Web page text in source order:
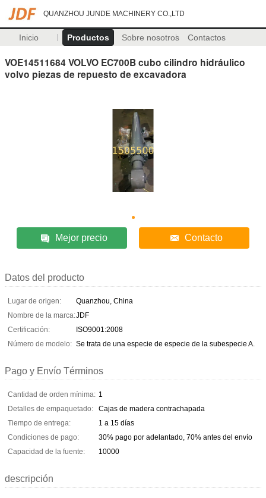
QUANZHOU JUNDE MACHINERY CO.,LTD
Inicio Productos Sobre nosotros Contactos
VOE14511684 VOLVO EC700B cubo cilindro hidráulico
volvo piezas de repuesto de excavadora
Mejor precio Contacto
Datos del producto
Lugar de origen:
Quanzhou, China
Nombre de la marca:JDF
Certificación:
ISO9001:2008
Número de modelo: Se trata de una especie de especie de la subespecie A.
Pago y Envío Términos
Cantidad de orden mínima: 1
Detalles de empaquetado:
Cajas de madera contrachapada
Tiempo de entrega:
1 a 15 días
Condiciones de pago:
30% pago por adelantado, 70% antes del envío
Capacidad de la fuente:
10000
descripción